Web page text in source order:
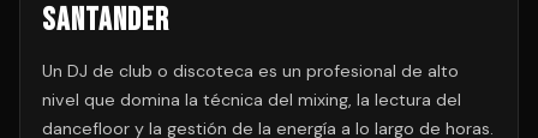
Santander
Un DJ de club o discoteca es un profesional de alto
nivel que domina la técnica del mixing, la lectura del
dancefloor y la gestión de la energía a lo largo de horas.